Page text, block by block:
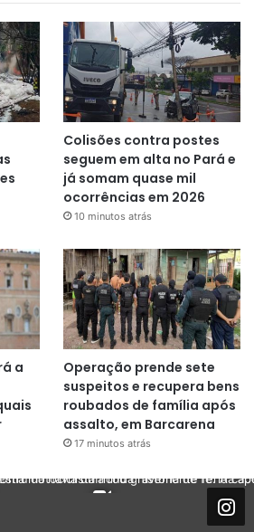
Colisões contra postes
seguem em alta no Pará e
já somam quase mil
ocorrências em 2026
10 minutos atrás
a
Operação prende sete
suspeitos e recupera bens
roubados de família após
assalto, em Barcarena
17 minutos atrás